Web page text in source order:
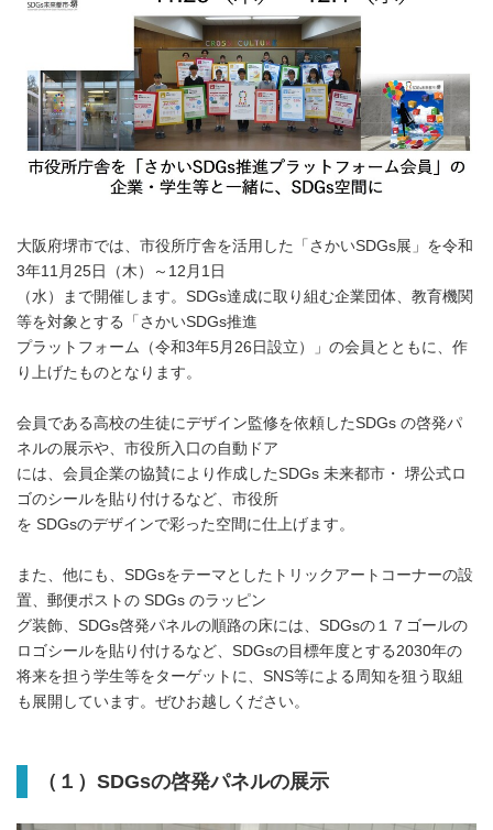
大阪府堺市では、市役所庁舎を活用した「さかいSDGs展」を令和
3年11月25日（木）～12月1日
（水）まで開催します。SDGs達成に取り組む企業団体、教育機関
等を対象とする「さかいSDGs推進
プラットフォーム（令和3年5月26日設立）」の会員とともに、作
り上げたものとなります。
会員である高校の生徒にデザイン監修を依頼したSDGs の啓発パ
ネルの展示や、市役所入口の自動ドア
には、会員企業の協賛により作成したSDGs 未来都市・ 堺公式ロ
ゴのシールを貼り付けるなど、市役所
を SDGsのデザインで彩った空間に仕上げます。
また、他にも、SDGsをテーマとしたトリックアートコーナーの設
置、郵便ポストの SDGs のラッピン
グ装飾、SDGs啓発パネルの順路の床には、SDGsの１７ゴールの
ロゴシールを貼り付けるなど、SDGsの目標年度とする2030年の
将来を担う学生等をターゲットに、SNS等による周知を狙う取組
も展開しています。ぜひお越しください。
（１）SDGsの啓発パネルの展示